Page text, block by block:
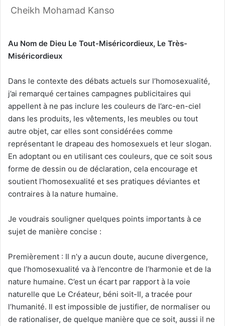
Cheikh Mohamad Kanso
Au Nom de Dieu Le Tout-Miséricordieux, Le Très-
Miséricordieux
Dans le contexte des débats actuels sur l’homosexualité,
j’ai remarqué certaines campagnes publicitaires qui
appellent à ne pas inclure les couleurs de l’arc-en-ciel
dans les produits, les vêtements, les meubles ou tout
autre objet, car elles sont considérées comme
représentant le drapeau des homosexuels et leur slogan.
En adoptant ou en utilisant ces couleurs, que ce soit sous
forme de dessin ou de déclaration, cela encourage et
soutient l’homosexualité et ses pratiques déviantes et
contraires à la nature humaine.
Je voudrais souligner quelques points importants à ce
sujet de manière concise :
Premièrement : Il n’y a aucun doute, aucune divergence,
que l’homosexualité va à l’encontre de l’harmonie et de la
nature humaine. C’est un écart par rapport à la voie
naturelle que Le Créateur, béni soit-Il, a tracée pour
l’humanité. Il est impossible de justifier, de normaliser ou
de rationaliser, de quelque manière que ce soit, aussi il ne